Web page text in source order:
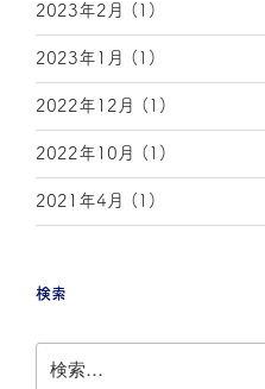
2023年2月 (1)
2023年1月 (1)
2022年12月 (1)
2022年10月 (1)
2021年4月 (1)
検索